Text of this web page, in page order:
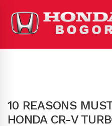
10 REASONS
HONDA CR-V